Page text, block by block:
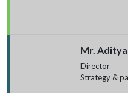
Mr.
Director
Strategy &